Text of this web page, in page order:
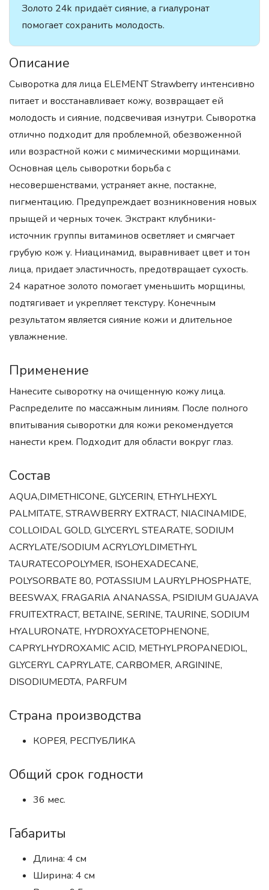
Золото 24k придаёт сияние, а гиалуронат
помогает сохранить молодость.
Описание
Сыворотка для лица ELEMENT Strawberry интенсивно
питает и восстанавливает кожу, возвращает ей
молодость и сияние, подсвечивая изнутри. Сыворотка
отлично подходит для проблемной, обезвоженной
или возрастной кожи с мимическими морщинами.
Основная цель сыворотки борьба с
несовершенствами, устраняет акне, постакне,
пигментацию. Предупреждает возникновения новых
прыщей и черных точек. Экстракт клубники-
источник группы витаминов осветляет и смягчает
грубую кож у. Ниацинамид, выравнивает цвет и тон
лица, придает эластичность, предотвращает сухость.
24 каратное золото помогает уменьшить морщины,
подтягивает и укрепляет текстуру. Конечным
результатом является сияние кожи и длительное
увлажнение.
Применение
Нанесите сыворотку на очищенную кожу лица.
Распределите по массажным линиям. После полного
впитывания сыворотки для кожи рекомендуется
нанести крем. Подходит для области вокруг глаз.
Состав
AQUA,DIMETHICONE, GLYCERIN, ETHYLHEXYL
PALMITATE, STRAWBERRY EXTRACT, NIACINAMIDE,
COLLOIDAL GOLD, GLYCERYL STEARATE, SODIUM
ACRYLATE/SODIUM ACRYLOYLDIMETHYL
TAURATECOPOLYMER, ISOHEXADECANE,
POLYSORBATE 80, POTASSIUM LAURYLPHOSPHATE,
BEESWAX, FRAGARIA ANANASSA, PSIDIUM GUAJAVA
FRUITEXTRACT, BETAINE, SERINE, TAURINE, SODIUM
HYALURONATE, HYDROXYACETOPHENONE,
CAPRYLHYDROXAMIC ACID, METHYLPROPANEDIOL,
GLYCERYL CAPRYLATE, CARBOMER, ARGININE,
DISODIUMEDTA, PARFUM
Страна производства
КОРЕЯ, РЕСПУБЛИКА
Общий срок годности
36 мес.
Габариты
Длина: 4 см
Ширина: 4 см